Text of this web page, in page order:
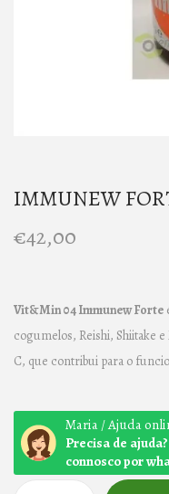
IMMUNEW
€42,00
Vit&Min 04 Immunew Forte
cogumelos, Reishi, Shiitake
C, que contribui para o
Maria / Ajuda
Precisa de
connosco por